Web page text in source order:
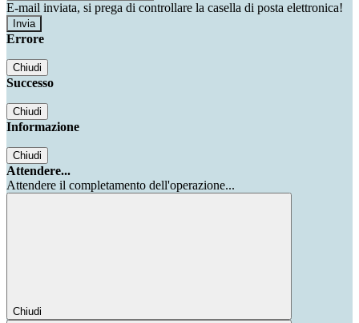
E-mail inviata, si prega di controllare la casella di posta elettronica!
Errore
Chiudi
Successo
Chiudi
Informazione
Chiudi
Attendere...
Attendere il completamento dell'operazione...
Chiudi